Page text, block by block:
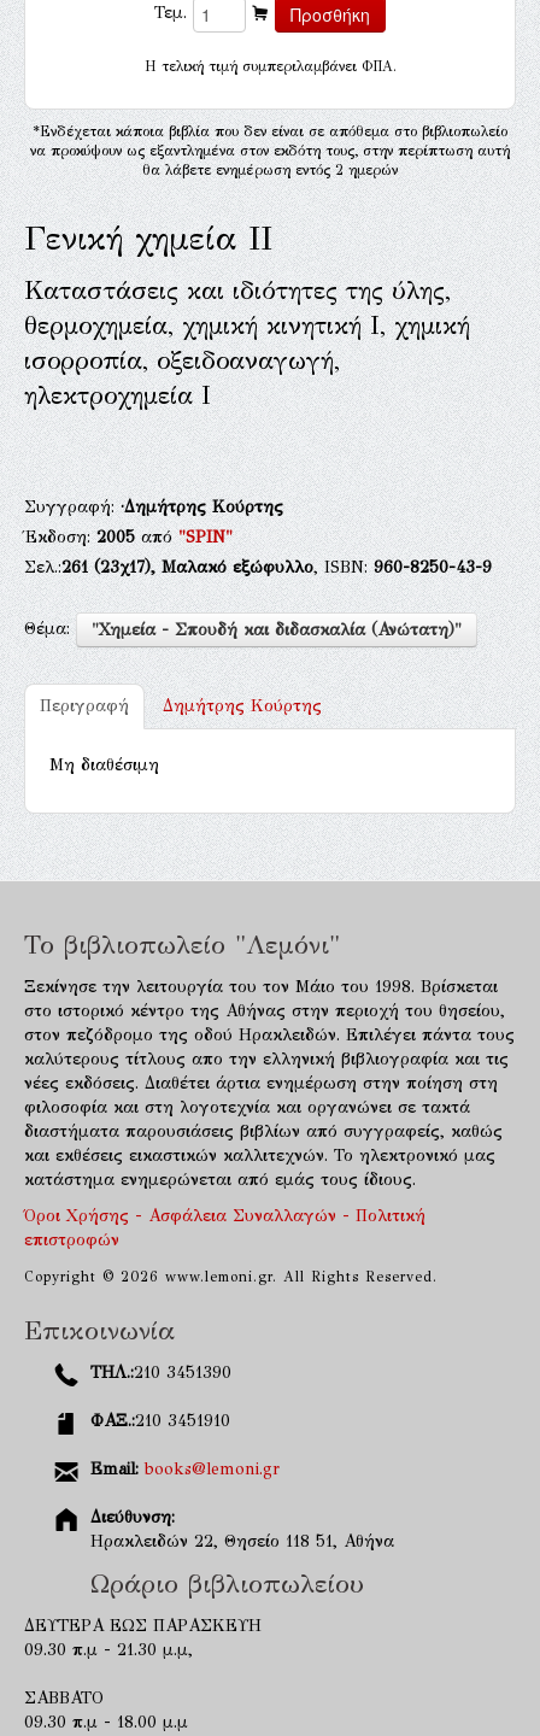
Τεμ.
H τελική τιμή συμπεριλαμβάνει ΦΠΑ.
*Ενδέχεται κάποια βιβλία που δεν είναι σε απόθεμα στο βιβλιοπωλείο
να προκύψουν ως εξαντλημένα στον εκδότη τους, στην περίπτωση αυτή
θα λάβετε ενημέρωση εντός 2 ημερών
Γενική χημεία ΙΙ
Καταστάσεις και ιδιότητες της ύλης,
θερμοχημεία, χημική κινητική Ι, χημική
ισορροπία, οξειδοαναγωγή,
ηλεκτροχημεία Ι
Συγγραφή:·Δημήτρης Κούρτης
Έκδοση:2005από"SPIN"
Σελ.:261(23χ17), Μαλακό εξώφυλλο, ISBN:960-8250-43-9
Θέμα: "Χημεία - Σπουδή και διδασκαλία (Ανώτατη)"
Περιγραφή Δημήτρης Κούρτης
Μη διαθέσιμη
Το βιβλιοπωλείο "Λεμόνι"
Ξεκίνησε την λειτουργία του τον Μάιο του 1998. Βρίσκεται
στο ιστορικό κέντρο της Αθήνας στην περιοχή του θησείου,
στον πεζόδρομο της οδού Ηρακλειδών. Επιλέγει πάντα τους
καλύτερους τίτλους απο την ελληνική βιβλιογραφία και τις
νέες εκδόσεις. Διαθέτει άρτια ενημέρωση στην ποίηση στη
φιλοσοφία και στη λογοτεχνία και οργανώνει σε τακτά
διαστήματα παρουσιάσεις βιβλίων από συγγραφείς, καθώς
και εκθέσεις εικαστικών καλλιτεχνών. Το ηλεκτρονικό μας
κατάστημα ενημερώνεται από εμάς τους ίδιους.
Όροι Χρήσης - Ασφάλεια Συναλλαγών - Πολιτική
επιστροφών
Copyright © 2026 www.lemoni.gr. All Rights Reserved.
Επικοινωνία
ΤΗΛ.:210 3451390
ΦΑΞ.:210 3451910
Email: books@lemoni.gr
Διεύθυνση:
Ηρακλειδών 22, Θησείο 118 51, Αθήνα
Ωράριο βιβλιοπωλείου
ΔΕΥΤΕΡΑ ΕΩΣ ΠΑΡΑΣΚΕΥΗ
09.30 π.μ - 21.30 μ.μ,
ΣΑΒΒΑΤΟ
09.30 π.μ - 18.00 μ.μ